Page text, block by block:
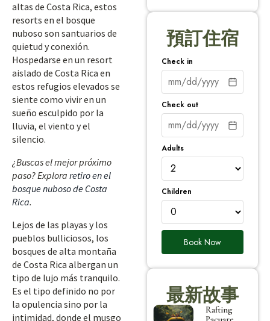
altas de Costa Rica, estos
resorts en el bosque
nuboso son santuarios de
quietud y conexión.
Hospedarse en un resort
aislado de Costa Rica en
estos refugios elevados se
siente como vivir en un
sueño esculpido por la
lluvia, el viento y el
silencio.
¿Buscas el mejor próximo
paso? Explora retiro en el
bosque nuboso de Costa
Rica.
Lejos de las playas y los
pueblos bulliciosos, los
bosques de alta montaña
de Costa Rica albergan un
tipo de lujo más tranquilo.
Es el tipo definido no por
la opulencia sino por la
intimidad, donde el musgo
預訂住宿
Check in
Check out
Adults
Children
Book Now
最新故事
Rafting